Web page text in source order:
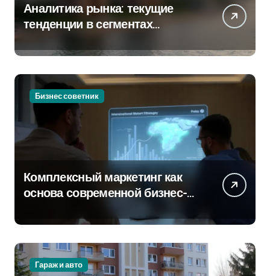
Аналитика рынка: текущие
тенденции в сегментах
Бизнес советник
Комплексный маркетинг как
основа современной бизнес-
Гараж и авто